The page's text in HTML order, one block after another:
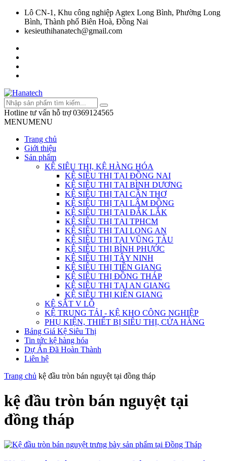
Lô CN-1, Khu công nghiệp Agtex Long Bình, Phường Long
Bình, Thành phố Biên Hoà, Đồng Nai
kesieuthihanatech@gmail.com
Hotline tư vấn hỗ trợ 0369124565
MENUMENU
Trang chủ
Giới thiệu
Sản phẩm
KỆ SIÊU THỊ, KỆ HÀNG HÓA
KỆ SIÊU THỊ TẠI ĐỒNG NAI
KỆ SIÊU THỊ TẠI BÌNH DƯƠNG
KỆ SIÊU THỊ TẠI CẦN THƠ
KỆ SIÊU THỊ TẠI LÂM ĐỒNG
KỆ SIÊU THỊ TẠI ĐẮK LẮK
KỆ SIÊU THỊ TẠI TPHCM
KỆ SIÊU THỊ TẠI LONG AN
KỆ SIÊU THỊ TẠI VŨNG TÀU
KỆ SIÊU THỊ BÌNH PHƯỚC
KỆ SIÊU THỊ TÂY NINH
KỆ SIÊU THỊ TIỀN GIANG
KỆ SIÊU THỊ ĐỒNG THÁP
KỆ SIÊU THỊ TẠI AN GIANG
KỆ SIÊU THỊ KIÊN GIANG
KỆ SẮT V LỖ
KỆ TRUNG TẢI - KỆ KHO CÔNG NGHIỆP
PHỤ KIỆN, THIẾT BỊ SIÊU THỊ, CỬA HÀNG
Bảng Giá Kệ Siêu Thị
Tin tức kệ hàng hóa
Dự Án Đã Hoàn Thành
Liên hệ
Trang chủ kệ đầu tròn bán nguyệt tại đồng tháp
kệ đầu tròn bán nguyệt tại
đồng tháp